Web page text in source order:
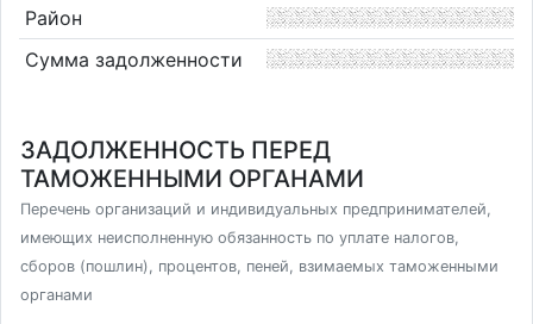
Район
Сумма задолженности
ЗАДОЛЖЕННОСТЬ ПЕРЕД
ТАМОЖЕННЫМИ ОРГАНАМИ
Перечень организаций и индивидуальных предпринимателей,
имеющих неисполненную обязанность по уплате налогов,
сборов (пошлин), процентов, пеней, взимаемых таможенными
органами